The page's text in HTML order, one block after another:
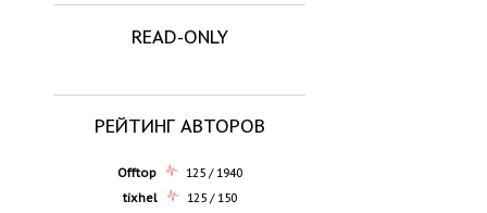
READ-ONLY
РЕЙТИНГ АВТОРОВ
Offtop
125 / 1940
tixhel
125 / 150